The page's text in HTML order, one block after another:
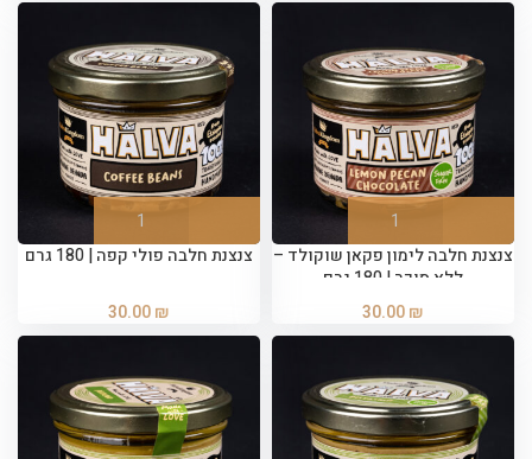
צנצנת חלבה לימון פקאן שוקולד –
ללא סוכר | 180 גרם
30.00₪
צנצנת חלבה פולי קפה | 180 גרם
30.00₪